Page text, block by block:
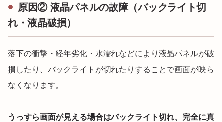
原因② 液晶パネルの故障（バックライト切
れ・液晶破損）
落下の衝撃・経年劣化・水濡れなどにより液晶パネルが破
損したり、バックライトが切れたりすることで画面が映ら
なくなります。
うっすら画面が見える場合はバックライト切れ、完全に真